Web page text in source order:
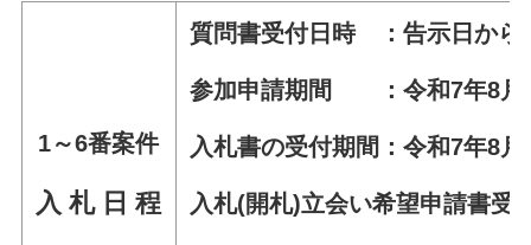
1～6番案件
入 札 日 程
質問書受付日時 ：告示日から
参加申請期間 ：令和7年8月
入札書の受付期間：令和7年8
入札(開札)立会い希望申請書受